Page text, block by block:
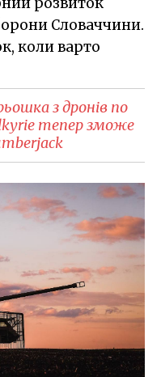
Словаччини.
коли варто
з дронів по
тепер зможе